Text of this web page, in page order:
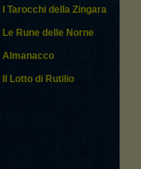
I Tarocchi della Zingara
Le Rune delle Norne
Almanacco
Il Lotto di Rutilio